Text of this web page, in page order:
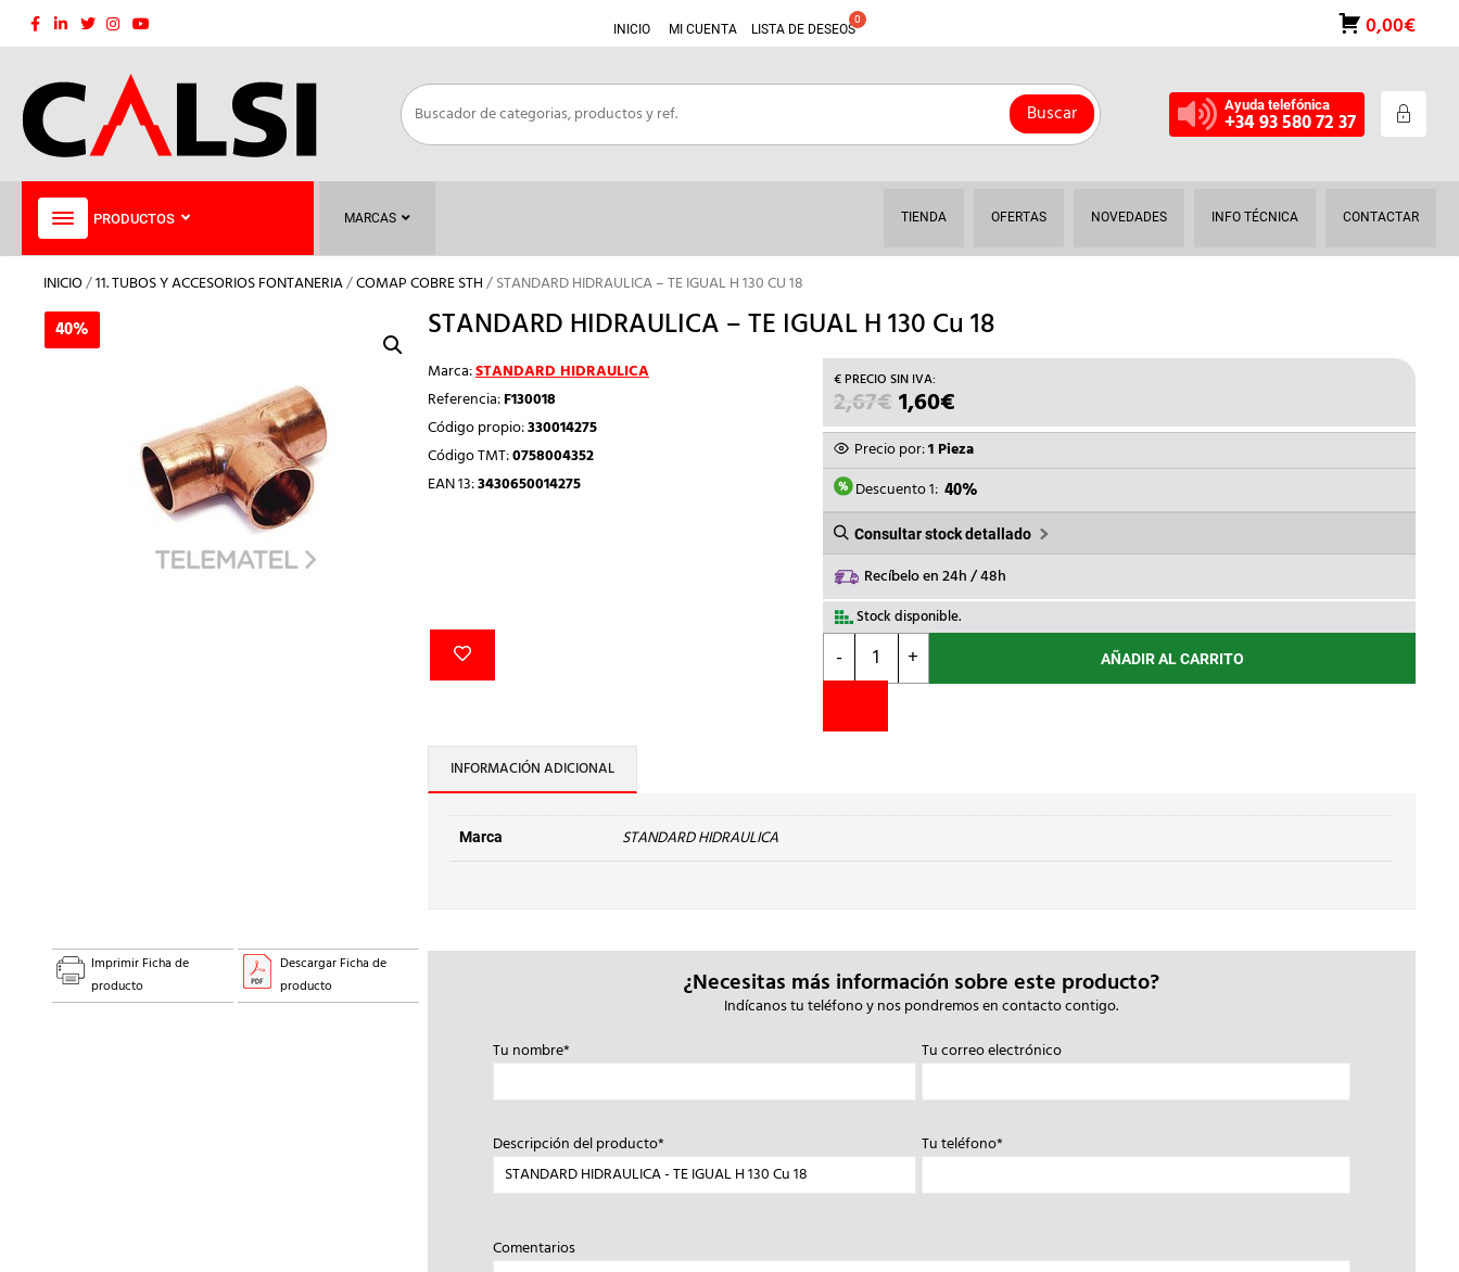
Saltar
INICIO MI CUENTA LISTA DE DESEOS 0,00€
Buscar Ayuda telefónica
+34 93 580 72 37
PRODUCTOS MARCAS TIENDA OFERTAS NOVEDADES INFO TÉCNICA CONTACTAR
INICIO/11. TUBOS Y ACCESORIOS FONTANERIA/COMAP COBRE STH/ STANDARD HIDRAULICA – TE IGUAL H 130 CU 18
40% STANDARD HIDRAULICA – TE IGUAL H 130 Cu 18
Marca:STANDARD HIDRAULICA
Referencia:F130018
Código propio:330014275
Código TMT:0758004352
EAN 13:3430650014275
2,67€ EL
PRECIO
ORIGINAL
ERA:
2,67€.
1,60€EL
PRECIO
ACTUAL
ES:
1,60€.
Precio por:1 Pieza
Descuento 1: 40%
Consultar stock detallado
Recíbelo en 24h / 48h
Stock disponible.
-
STANDARD
HIDRAULICA
IGUAL
+ AÑADIR AL CARRITO
INFORMACIÓN ADICIONAL
Marca STANDARD HIDRAULICA
40%
Imprimir Ficha de
producto
Descargar Ficha de
producto
¿Necesitas más información sobre este producto?
Indícanos tu teléfono y nos pondremos en contacto contigo.
Tu nombre*
Tu correo electrónico
Descripción del producto* Tu teléfono*
Comentarios